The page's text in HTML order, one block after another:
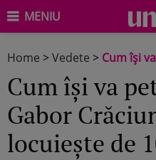
MENIU
Home >Vedete > Cum își va petrece
Cum își va
Gabor
locuiește de